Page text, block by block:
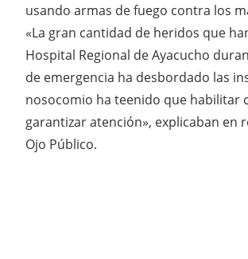
usando armas de fuego contra los
«La gran cantidad de heridos que
Hospital Regional de Ayacucho
de emergencia ha desbordado las
nosocomio ha teenido que habilitar
garantizar atención», explicaban en
Ojo Público.